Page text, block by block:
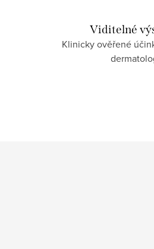
Viditelné
Klinicky ověřené